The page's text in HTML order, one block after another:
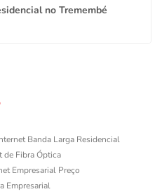
no Tremembé
Banda Larga Residencial
de Fibra Óptica
Empresarial Preço
Empresarial